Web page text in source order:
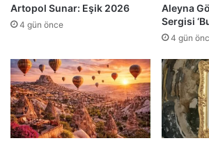
Artopol Sunar: Eşik 2026
4 gün önce
Aleyna
Sergisi
4 gün